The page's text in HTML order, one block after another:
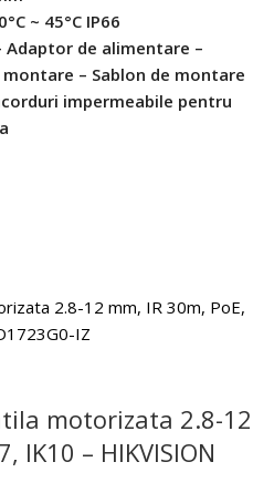
~ 45°C IP66
Adaptor de alimentare –
– Sablon de montare
impermeabile pentru
motorizata 2.8-12
IK10 – HIKVISION